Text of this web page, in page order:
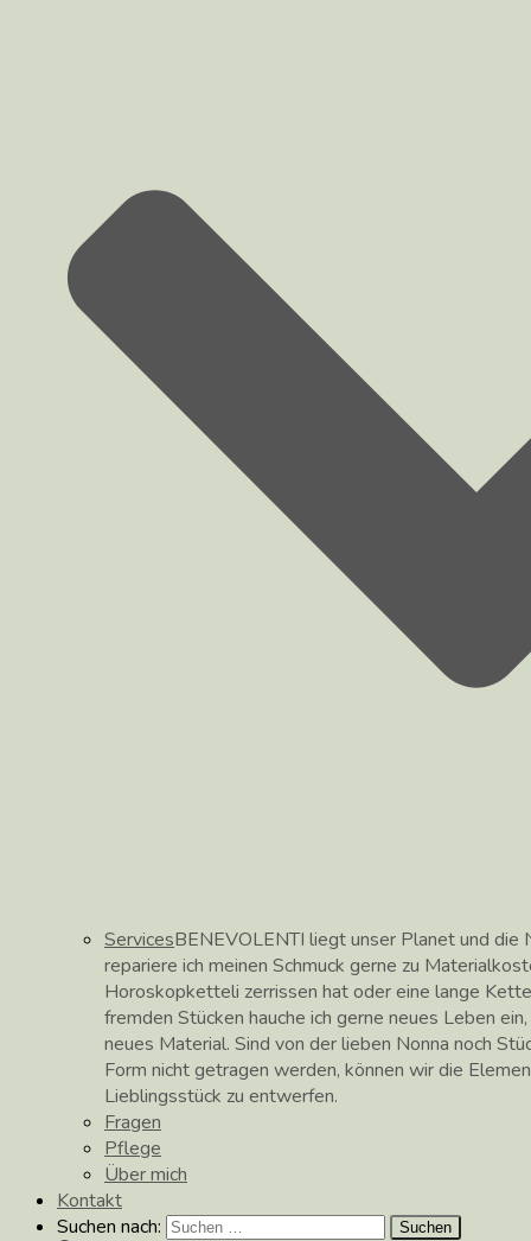
ServicesBENEVOLENTI liegt unser Planet und die
repariere ich meinen Schmuck gerne zu
Horoskopketteli zerrissen hat oder eine lange
fremden Stücken hauche ich gerne neues Leben
neues Material. Sind von der lieben Nonna noch
Form nicht getragen werden, können wir die
Lieblingsstück zu entwerfen.
Fragen
Pflege
Über mich
Kontakt
Suchen nach: